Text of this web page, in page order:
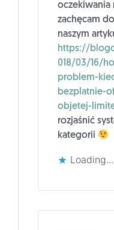
zachęcam
naszym
https://
018/03/16/
problem-
bezplatnie-
objetej-
rozjaśnić
kategorii
Loading...